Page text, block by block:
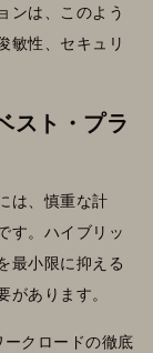
ンは、このよう
敏性、セキュリ
スト・プラ
は、慎重な計
す。ハイブリッ
最小限に抑える
あります。
ークロードの徹底